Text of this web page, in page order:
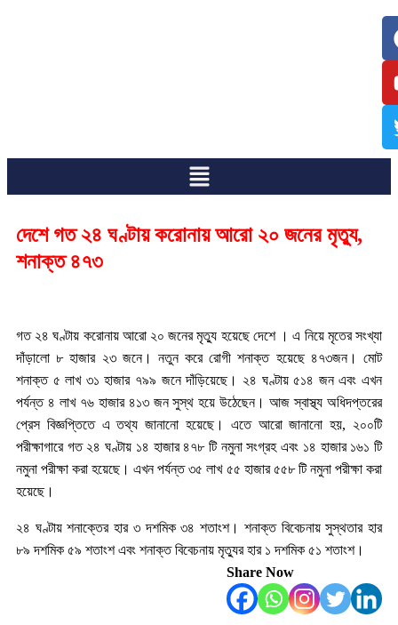
দেশে গত ২৪ ঘণ্টায় করোনায় আরো ২০ জনের মৃত্যু,
শনাক্ত ৪৭৩
গত ২৪ ঘণ্টায় করোনায় আরো ২০ জনের মৃত্যু হয়েছে দেশে । এ নিয়ে মৃতের সংখ্যা
দাঁড়ালো ৮ হাজার ২৩ জনে। নতুন করে রোগী শনাক্ত হয়েছে ৪৭৩জন। মোট
শনাক্ত ৫ লাখ ৩১ হাজার ৭৯৯ জনে দাঁড়িয়েছে। ২৪ ঘণ্টায় ৫১৪ জন এবং এখন
পর্যন্ত ৪ লাখ ৭৬ হাজার ৪১৩ জন সুস্থ হয়ে উঠেছেন। আজ স্বাস্থ্য অধিদপ্তরের
প্রেস বিজ্ঞপ্তিতে এ তথ্য জানানো হয়েছে। এতে আরো জানানো হয়, ২০০টি
পরীক্ষাগারে গত ২৪ ঘণ্টায় ১৪ হাজার ৪৭৮ টি নমুনা সংগ্রহ এবং ১৪ হাজার ১৬১ টি
নমুনা পরীক্ষা করা হয়েছে। এখন পর্যন্ত ৩৫ লাখ ৫৫ হাজার ৫৫৮ টি নমুনা পরীক্ষা করা
হয়েছে।
২৪ ঘণ্টায় শনাক্তের হার ৩ দশমিক ৩৪ শতাংশ। শনাক্ত বিবেচনায় সুস্থতার হার
৮৯ দশমিক ৫৯ শতাংশ এবং শনাক্ত বিবেচনায় মৃত্যুর হার ১ দশমিক ৫১ শতাংশ।
Share Now